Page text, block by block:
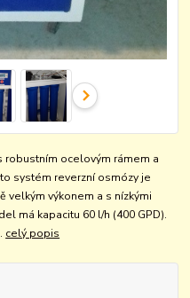
robustním ocelovým rámem a
systém reverzní osmózy je
velkým výkonem a s nízkými
má kapacitu 60 l/h (400 GPD).
celý popis